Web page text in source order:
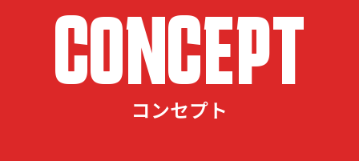
CONCEPT
コンセプト